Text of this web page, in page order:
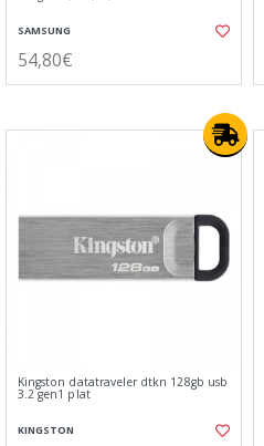
SAMSUNG
54,80€
Kingston datatraveler dtkn 128gb usb
3.2 gen1 plat
KINGSTON